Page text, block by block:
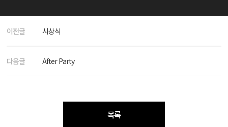
이전글 시상식
다음글 After Party
목록